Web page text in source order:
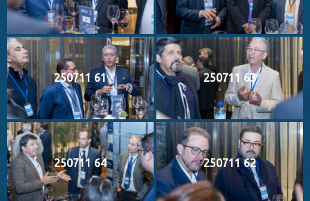
250711 61 250711 63
250711 64 250711 62